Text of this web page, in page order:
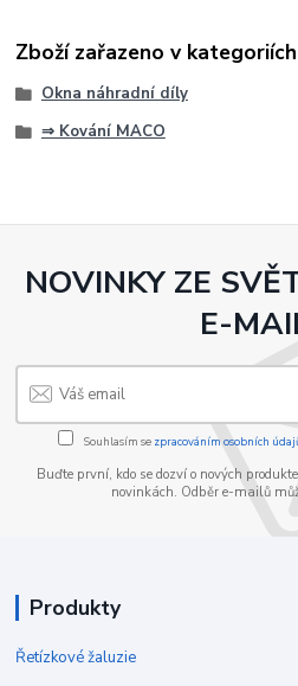
Zboží zařazeno v kategoriích
Okna náhradní díly
⇒ Kování MACO
NOVINKY ZE
E-
Souhlasím se zpracováním osobních
Buďte první, kdo se dozví o nových
novinkách. Odběr e-mailů
Produkty
Řetízkové žaluzie